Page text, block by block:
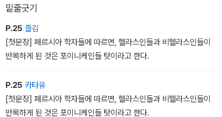
밑줄긋기
P.25 즐김
[첫문장] 페르시아 학자들에 따르면, 헬라스인들과 비헬라스인들이
반목하게 된 것은 포이니케인들 탓이라고 한다.
P.25 카타유
[첫문장] 페르시아 학자들에 따르면, 헬라스인들과 비헬라스인들이
반목하게 된 것은 포이니케인들 탓이라고 한다.